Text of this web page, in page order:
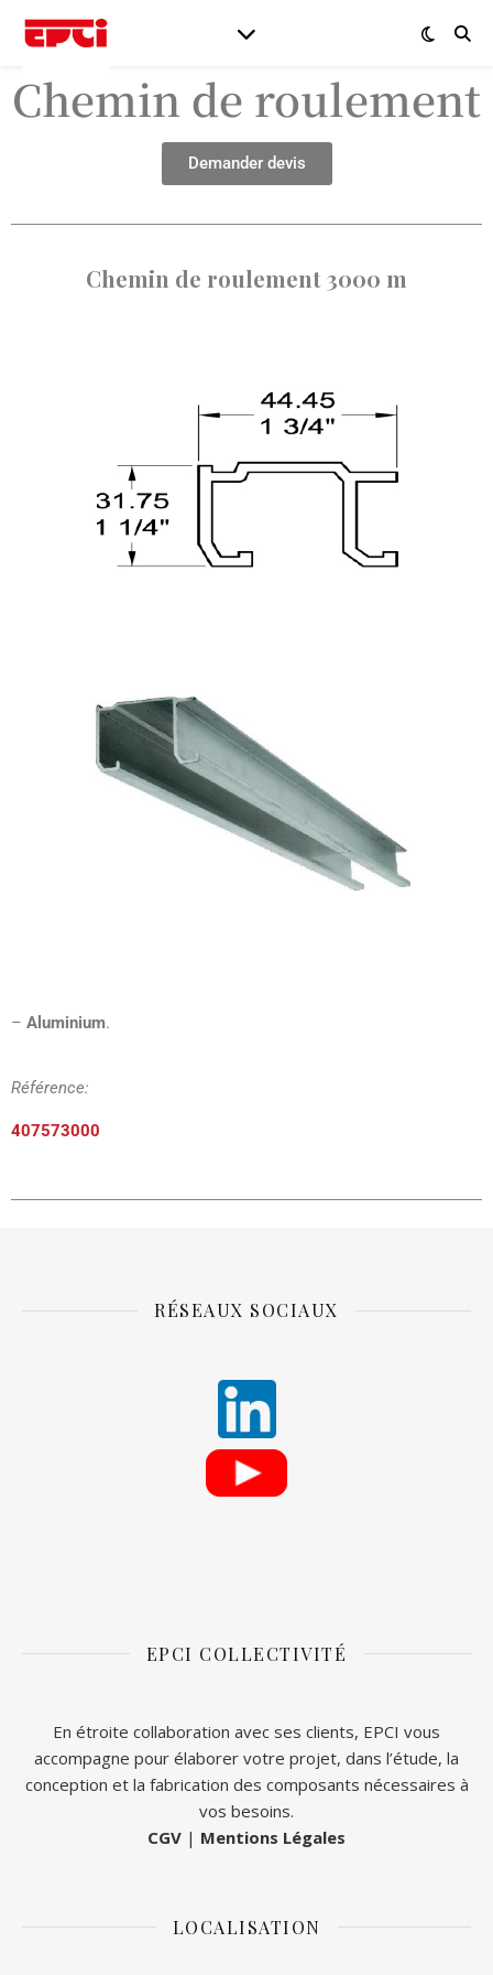
Chemin de roulement
Demander devis
Chemin de roulement 3000 m
– Aluminium.
Référence:
407573000
RÉSEAUX SOCIAUX
EPCI COLLECTIVITÉ
En étroite collaboration avec ses clients, EPCI vous
accompagne pour élaborer votre projet, dans l’étude, la
conception et la fabrication des composants nécessaires à
vos besoins.
CGV | Mentions Légales
LOCALISATION